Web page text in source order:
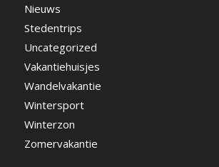
Nieuws
Stedentrips
Uncategorized
Vakantiehuisjes
Wandelvakantie
Wintersport
Winterzon
Zomervakantie